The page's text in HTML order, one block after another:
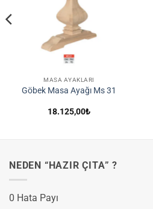
MASA AYAKLARI
Göbek Masa Ayağı Ms 31
18.125,00₺
NEDEN “HAZIR ÇITA” ?
0 Hata Payı